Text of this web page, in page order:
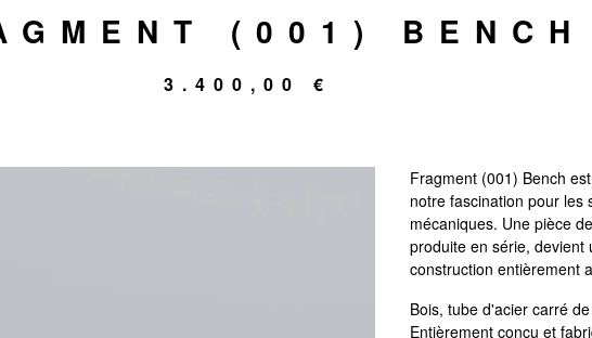
(001) BENCH
3.400,00 €
Fragment (001) Bench
notre fascination pour les
mécaniques. Une pièce
produite en série, devient
construction entièrement
Bois, tube d'acier carré
Entièrement conçu et